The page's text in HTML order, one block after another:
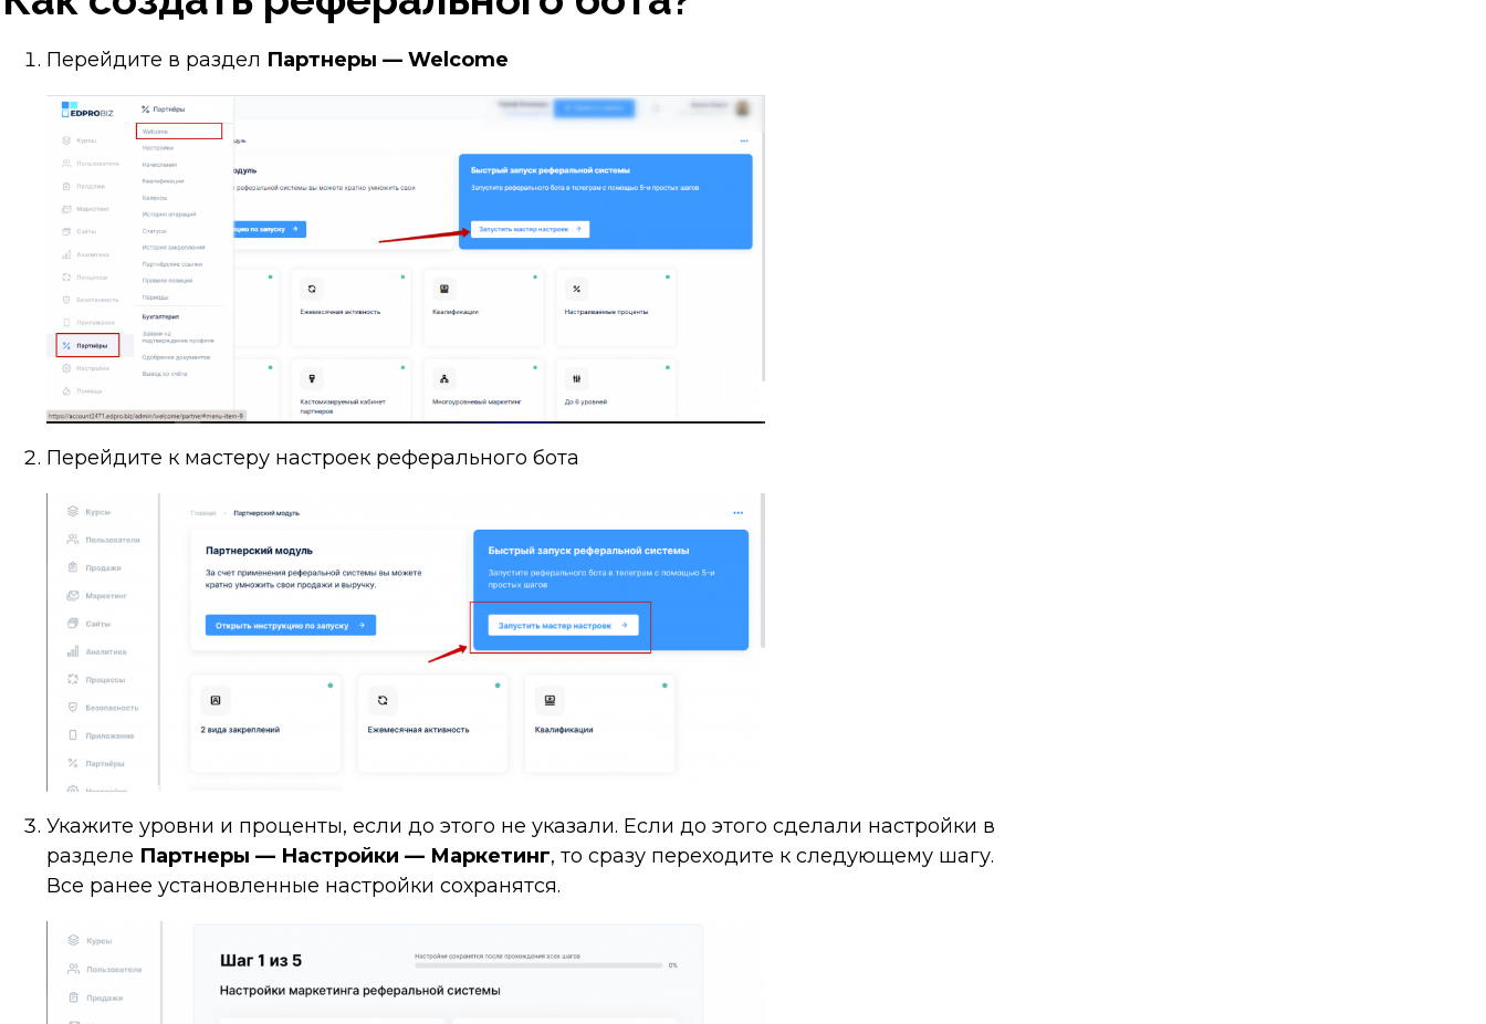
Перейдите в раздел Партнеры — Welcome
Перейдите к мастеру настроек реферального бота
Укажите уровни и проценты, если до этого не указали. Если до этого сделали настройки в
разделе Партнеры — Настройки — Маркетинг, то сразу переходите к следующему шагу.
Все ранее установленные настройки сохранятся.